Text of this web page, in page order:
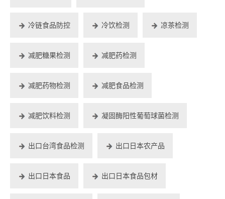
冷链食品防控 冷饮检测 凉茶检测
减肥糖果检测 减肥药检测
减肥药物检测 减肥食品检测
减肥饮料检测 凝固酶阳性葡萄球菌检测
出口台湾食品检测 出口日本农产品
出口日本食品 出口日本食品包材